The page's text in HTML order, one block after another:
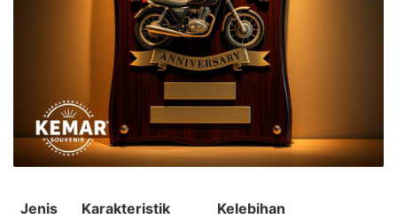
Jenis
Karakteristik Kelebihan